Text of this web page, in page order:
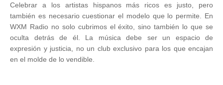
Celebrar a los artistas hispanos más ricos es justo, pero
también es necesario cuestionar el modelo que lo permite. En
WXM Radio no solo cubrimos el éxito, sino también lo que se
oculta detrás de él. La música debe ser un espacio de
expresión y justicia, no un club exclusivo para los que encajan
en el molde de lo vendible.